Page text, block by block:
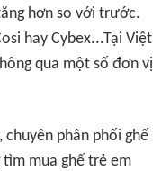
hơn so với trước.
hay Cybex...Tại Việt
qua một số đơn vị
chuyên phân phối ghế
mua ghế trẻ em